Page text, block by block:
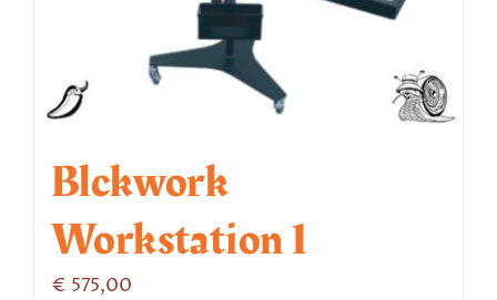
Blckwork
Workstation 1
€ 575,00